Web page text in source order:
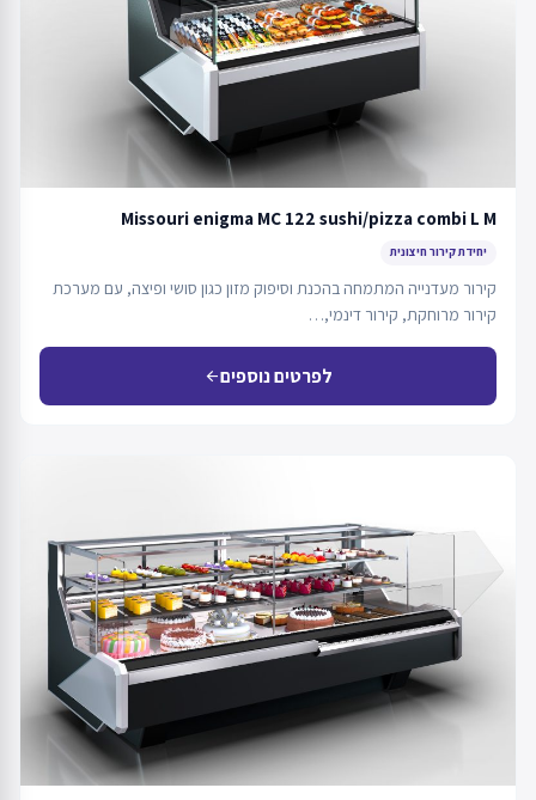
Missouri enigma MC 122 sushi/pizza combi L M
יחידת קירור חיצונית
קירור מעדנייה המתמחה בהכנת וסיפוק מזון כגון סושי ופיצה, עם מערכת
קירור מרוחקת, קירור דינמי,…
לפרטים נוספיםarrow_back